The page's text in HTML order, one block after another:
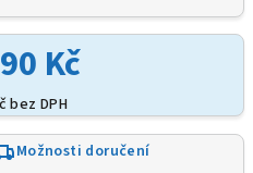
Kč
bez DPH
Možnosti doručení